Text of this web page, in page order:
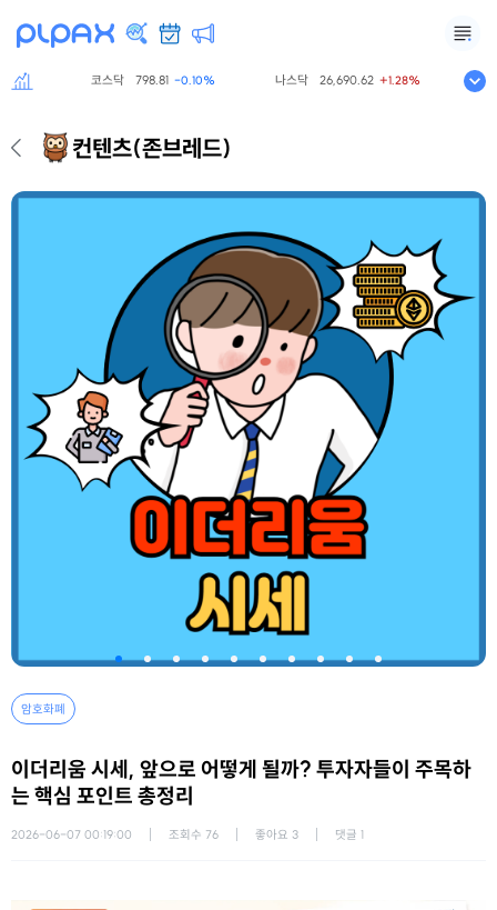
코스닥 798.81 -0.10% 나스닥 26,690.62 +1.28% S&P500
컨텐츠(존브레드)
암호화폐
이더리움 시세, 앞으로 어떻게 될까? 투자자들이 주목하
는 핵심 포인트 총정리
2026-06-07 00:19:00 조회수 76 좋아요 3 댓글 1